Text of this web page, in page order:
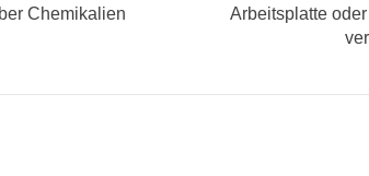
Chemikalien
Arbeitsplatte